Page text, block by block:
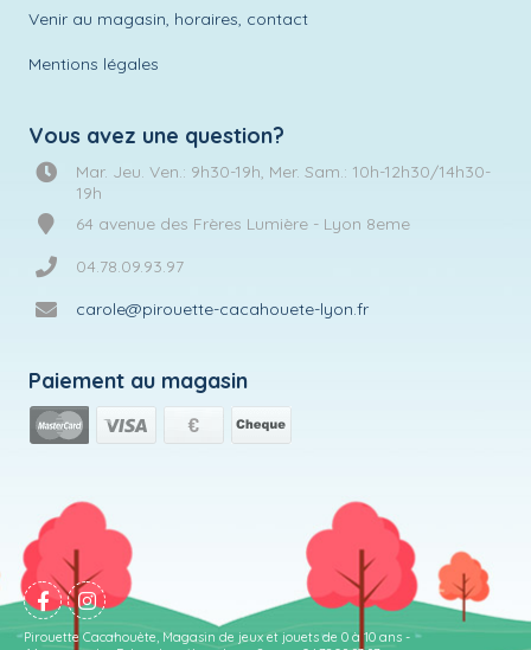
Venir au magasin, horaires, contact
Mentions légales
Vous avez une question?
Mar. Jeu. Ven.: 9h30-19h, Mer. Sam.: 10h-12h30/14h30-
19h
64 avenue des Frères Lumière - Lyon 8eme
04.78.09.93.97
carole@pirouette-cacahouete-lyon.fr
Paiement au magasin
Pirouette Cacahouète, Magasin de jeux et jouets de 0 à 10 ans -